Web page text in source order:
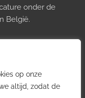
op onze
altijd, zodat de
onder de
België.